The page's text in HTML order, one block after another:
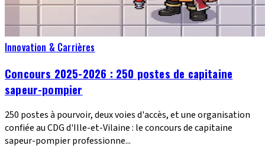
Innovation & Carrières
Concours 2025-2026 : 250 postes de capitaine
sapeur-pompier
250 postes à pourvoir, deux voies d'accès, et une organisation
confiée au CDG d'Ille-et-Vilaine : le concours de capitaine
sapeur-pompier professionne...